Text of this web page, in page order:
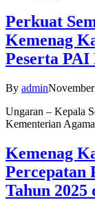
Perkuat
Kemenag
Peserta
By admin
Ungaran – Kepala
Kementerian
Kemenag
Percepatan
Tahun 2025